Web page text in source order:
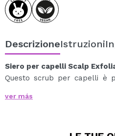
DescrizioneIstruzioni
Siero per capelli Scalp
Questo scrub per capelli è
morte, mantenendo i follicoli
ver más